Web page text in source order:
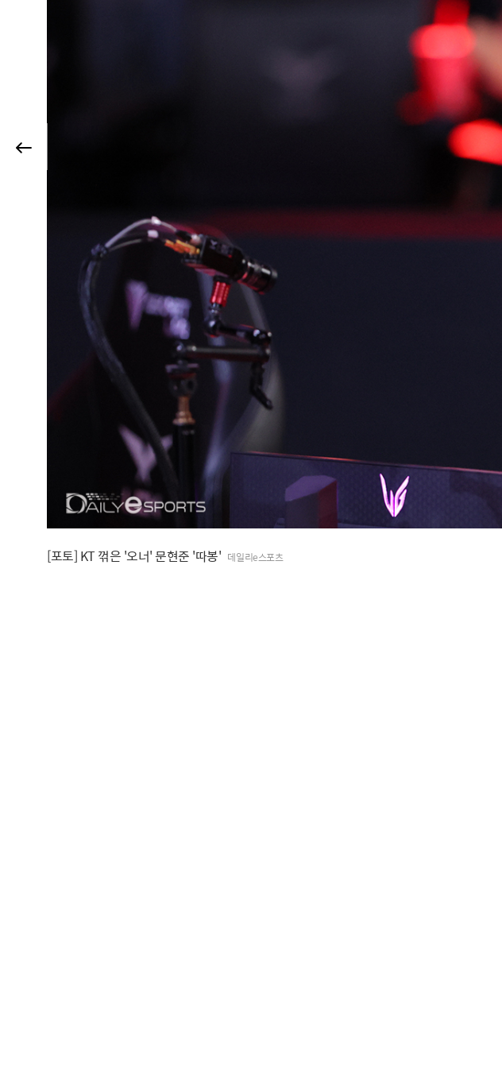
[포토] KT 꺾은 '오너' 문현준 '따봉' 데일리e스포츠